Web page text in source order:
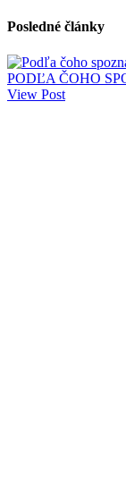
Posledné články
PODĽA ČOHO
View Post